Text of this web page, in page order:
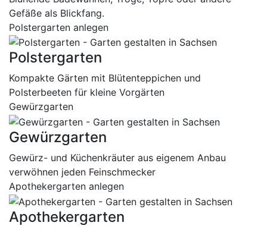
Gefäße als Blickfang.
Polstergarten anlegen
Polstergarten
Kompakte Gärten mit Blütenteppichen und
Polsterbeeten für kleine Vorgärten
Gewürzgarten
Gewürzgarten
Gewürz- und Küchenkräuter aus eigenem Anbau
verwöhnen jeden Feinschmecker
Apothekergarten anlegen
Apothekergarten